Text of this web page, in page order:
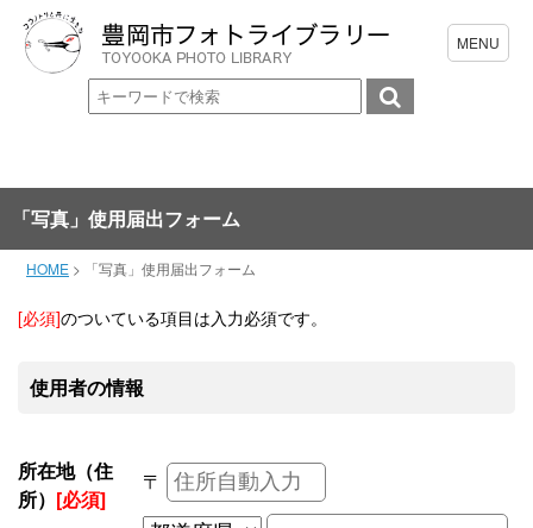
「写真」使用届出フォーム
HOME > 「写真」使用届出フォーム
[必須]のついている項目は入力必須です。
使用者の情報
所在地（住
所） [必須]
〒